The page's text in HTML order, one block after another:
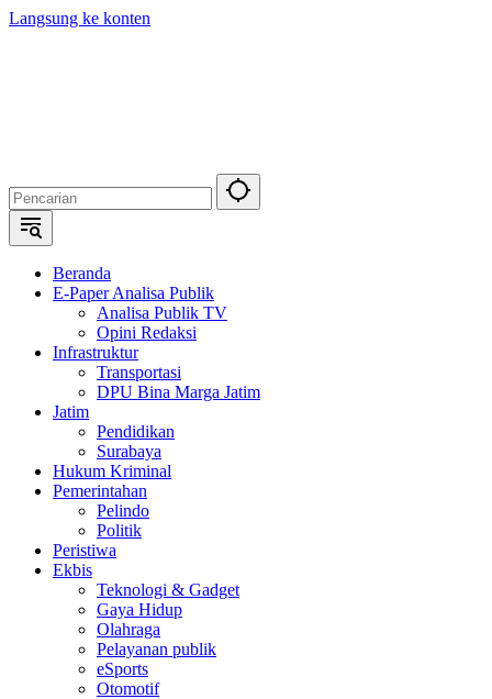
Langsung ke konten
Beranda
E-Paper Analisa Publik
Analisa Publik TV
Opini Redaksi
Infrastruktur
Transportasi
DPU Bina Marga Jatim
Jatim
Pendidikan
Surabaya
Hukum Kriminal
Pemerintahan
Pelindo
Politik
Peristiwa
Ekbis
Teknologi & Gadget
Gaya Hidup
Olahraga
Pelayanan publik
eSports
Otomotif